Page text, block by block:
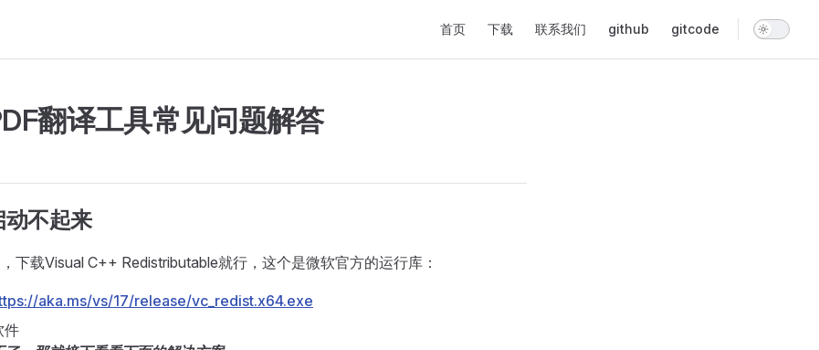
首页 下载 联系我们 github gitcode
翻译工具常见问题解答
不起来
下载Visual C++ Redistributable就行，这个是微软官方的运行库：
aka.ms/vs/17/release/vc_redist.x64.exe
件